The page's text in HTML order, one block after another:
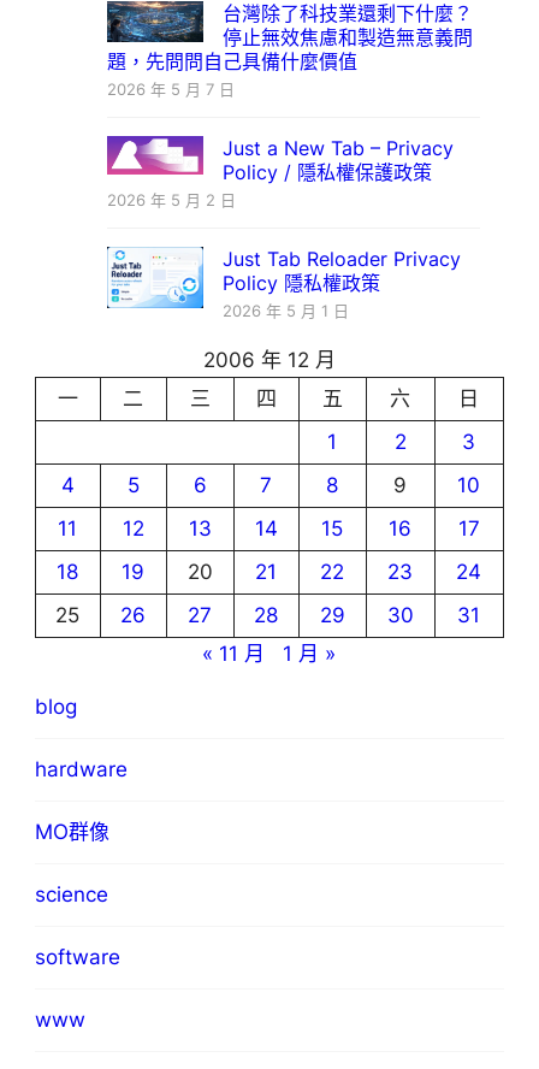
台灣除了科技業還剩下什麼？
停止無效焦慮和製造無意義問
題，先問問自己具備什麼價值
2026 年 5 月 7 日
Just a New Tab – Privacy
Policy / 隱私權保護政策
2026 年 5 月 2 日
Just Tab Reloader Privacy
Policy 隱私權政策
2026 年 5 月 1 日
2006 年 12 月
一
二 三 四 五 六
日
1
2
3
4
5 6 7 8 9
10
11
12 13 14 15 16
17
18
19 20 21 22 23
24
25
26 27 28 29 30
31
« 11 月
1 月 »
blog
hardware
MO群像
science
software
www